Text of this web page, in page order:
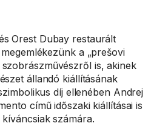
Orest Dubay restaurált
a „prešovi
is, akinek
állandó kiállításának
díj ellenében Andrej
című időszaki kiállításai is
számára.